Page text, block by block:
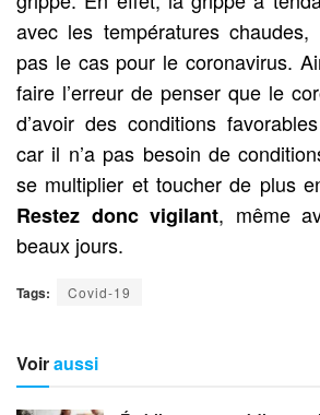
avec les températures
pas le cas pour le coronavirus.
faire l’erreur de penser que le
d’avoir des conditions
car il n’a pas besoin de
se multiplier et toucher de plus
Restez donc vigilant, même
beaux jours.
Tags: Covid-19
Voiraussi